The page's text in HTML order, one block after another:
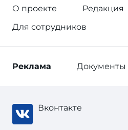
О проекте
Редакция
Для сотрудников
Реклама Документы
Вконтакте